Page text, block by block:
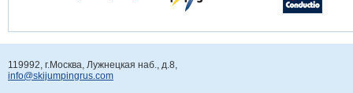
119992, г.Москва, Лужнецкая наб., д.8,
info@skijumpingrus.com